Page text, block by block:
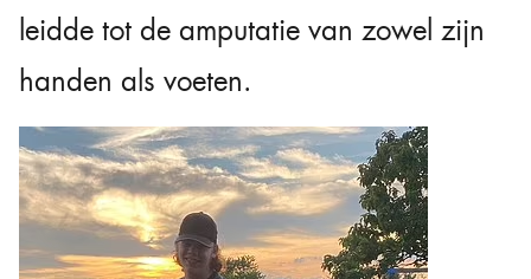
leidde tot de amputatie van zowel zijn
handen als voeten.